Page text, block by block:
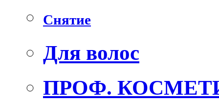
Снятие
Для волос
ПРОФ.